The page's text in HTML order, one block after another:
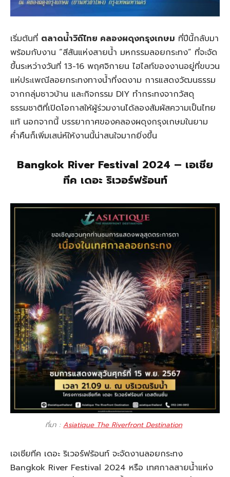
เริ่มต้นที่ ตลาดน้ำวิถีไทย คลองผดุงกรุงเกษม ที่ปีนี้กลับมา
พร้อมกับงาน “สีสันแห่งสายน้ำ มหกรรมลอยกระทง” ที่จะจัด
ขึ้นระหว่างวันที่ 13-16 พฤศจิกายน ไฮไลท์ของงานอยู่ที่ขบวน
แห่ประเพณีลอยกระทงทางน้ำที่งดงาม การแสดงวัฒนธรรม
จากกลุ่มชาวบ้าน และกิจกรรม DIY ทำกระทงจากวัสดุ
ธรรมชาติที่เปิดโอกาสให้ผู้ร่วมงานได้ลองสัมผัสความเป็นไทย
แท้ นอกจากนี้ บรรยากาศของคลองผดุงกรุงเกษมในยาม
ค่ำคืนก็เพิ่มเสน่ห์ให้งานนี้น่าสนใจมากยิ่งขึ้น
Bangkok River Festival 2024 – เอเชีย
ทีค เดอะ ริเวอร์ฟร้อนท์
ที่มา : Asiatique The Riverfront Destination
เอเชียทีค เดอะ ริเวอร์ฟร้อนท์ จะจัดงานลอยกระทง
Bangkok River Festival 2024 หรือ เทศกาลสายน้ำแห่ง